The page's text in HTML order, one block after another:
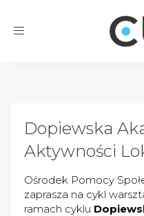
Toggle
Dopiewska
Aktywności
Ośrodek Pomocy
zaprasza na cykl
ramach cyklu